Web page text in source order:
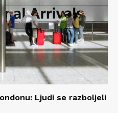
Ljudi se razboljeli